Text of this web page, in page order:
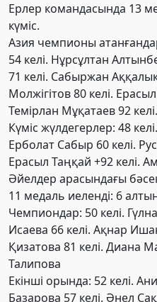
Ерлер командасында 13
күміс.
Азия чемпионы
54 келі. Нұрсұлтан
71 келі. Сабыржан
Молжігітов 80 келі.
Темірлан Мұқатаев 92
Күміс жүлдегерлер: 48
Ерболат Сабыр 60 келі.
Ерасыл Таңқай +92 келі.
Әйелдер арасындағы
11 медаль иеленді: 6
Чемпиондар: 50 келі.
Исаева 66 келі. Ақнар
Қизатова 81 келі. Диана
Талипова
Екінші орында: 52 келі.
Базарова 57 келі. Әнел